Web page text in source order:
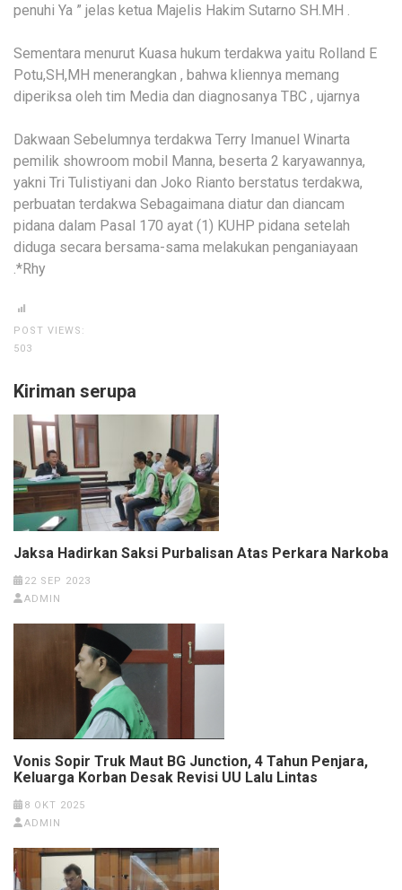
penuhi Ya ” jelas ketua Majelis Hakim Sutarno SH.MH .
Sementara menurut Kuasa hukum terdakwa yaitu Rolland E
Potu,SH,MH menerangkan , bahwa kliennya memang
diperiksa oleh tim Media dan diagnosanya TBC , ujarnya
Dakwaan Sebelumnya terdakwa Terry Imanuel Winarta
pemilik showroom mobil Manna, beserta 2 karyawannya,
yakni Tri Tulistiyani dan Joko Rianto berstatus terdakwa,
perbuatan terdakwa Sebagaimana diatur dan diancam
pidana dalam Pasal 170 ayat (1) KUHP pidana setelah
diduga secara bersama-sama melakukan penganiayaan
.*Rhy
POST VIEWS:
503
Kiriman serupa
Jaksa Hadirkan Saksi Purbalisan Atas Perkara Narkoba
22 SEP 2023
ADMIN
Vonis Sopir Truk Maut BG Junction, 4 Tahun Penjara,
Keluarga Korban Desak Revisi UU Lalu Lintas
8 OKT 2025
ADMIN